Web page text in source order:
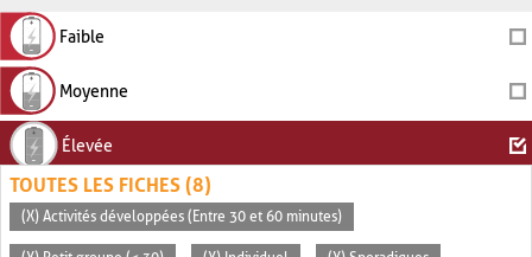
Faible
Moyenne
Élevée
TOUTES LES FICHES (8)
(X) Activités développées (Entre 30 et 60 minutes)